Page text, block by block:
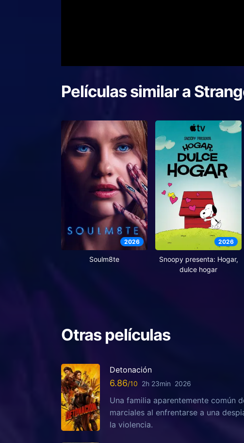
Películas similar a
2026
Soulm8te
2026
Snoopy presenta: Hogar,
dulce hogar
Otras películas
Detonación
6.86 2h 23min 2026
Una familia aparentemente común
marciales al enfrentarse a una
la violencia.